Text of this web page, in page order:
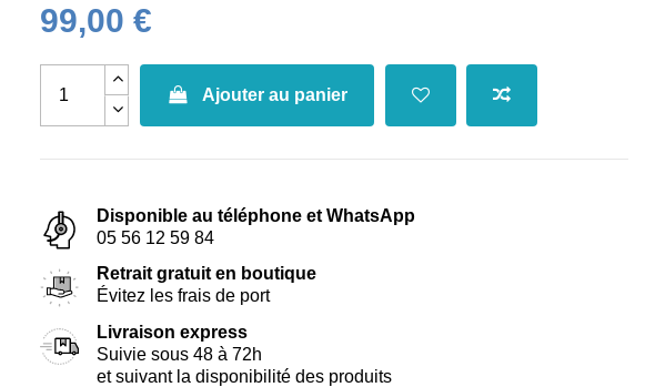
99,00 €
Ajouter au panier
Disponible au téléphone et WhatsApp
05 56 12 59 84
Retrait gratuit en boutique
Évitez les frais de port
Livraison express
Suivie sous 48 à 72h
et suivant la disponibilité des produits